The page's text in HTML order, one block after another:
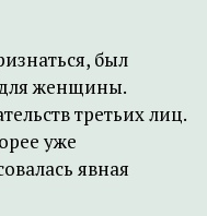
был
женщины.
третьих лиц.
уже
явная